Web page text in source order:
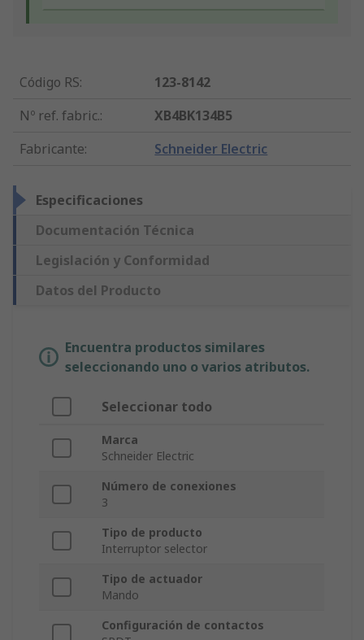
Código RS:
123-8142
Nº ref. fabric.:
XB4BK134B5
Fabricante: Schneider Electric
Especificaciones
Documentación Técnica
Legislación y Conformidad
Datos del Producto
Encuentra productos similares
seleccionando uno o varios atributos.
Seleccionar todo
Marca
Schneider Electric
Número de conexiones
3
Tipo de producto
Interruptor selector
Tipo de actuador
Mando
Configuración de contactos